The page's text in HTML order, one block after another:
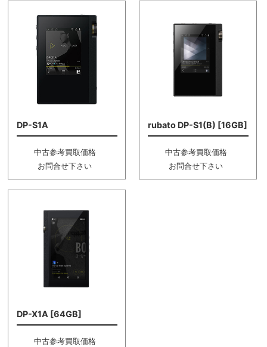
DP-S1A
中古参考買取価格
お問合せ下さい
rubato DP-S1(B) [16GB]
中古参考買取価格
お問合せ下さい
DP-X1A [64GB]
中古参考買取価格